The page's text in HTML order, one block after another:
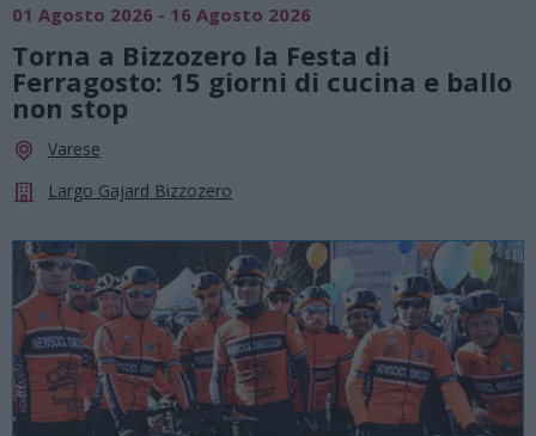
01 Agosto 2026 - 16 Agosto 2026
Torna a Bizzozero la Festa di
Ferragosto: 15 giorni di cucina e ballo
non stop
Varese
Largo Gajard Bizzozero